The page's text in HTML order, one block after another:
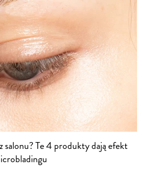
salonu? Te 4 produkty dają efekt